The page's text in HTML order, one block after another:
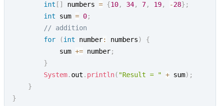
int [ ] numbers = {10, 34, 7, 19, -28} ;
int sum = 0;
// addition
for
(int number: numbers)
{
            sum
+= number;
}
System. out . println( "Result = " + sum) ;
}
}